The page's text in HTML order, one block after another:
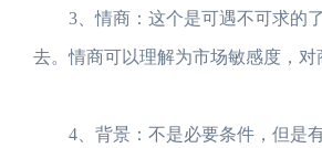
3、情商：这个是可遇不可求的了
去。情商可以理解为市场敏感度，
4、背景：不是必要条件，但是有